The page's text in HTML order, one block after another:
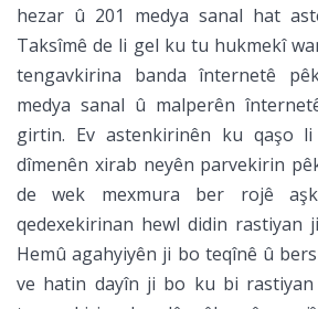
hezar û 201 medya sanal hat
Taksîmê de li gel ku tu hukmekî
tengavkirina banda înternetê
medya sanal û malperên
girtin. Ev astenkirinên ku qaşo
dîmenên xirab neyên parvekirin
de wek mexmura ber rojê
qedexekirinan hewl didin rastiyan
Hemû agahyiyên ji bo teqînê û
ve hatin dayîn ji bo ku bi rastiyan